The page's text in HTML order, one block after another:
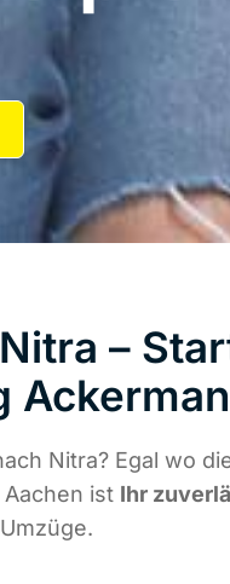
–
Nitra? Egal wo
ist Ihr